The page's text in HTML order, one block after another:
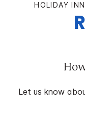
HOLIDAY
Let us know